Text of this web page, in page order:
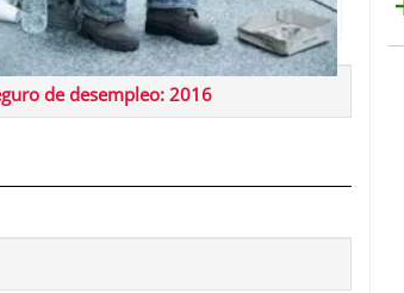
de desempleo: 2016